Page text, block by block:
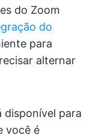
do Zoom
do
para
alternar
disponível para
você é